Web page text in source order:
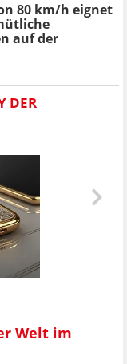
80 km/h eignet
auf der
DER
Welt im